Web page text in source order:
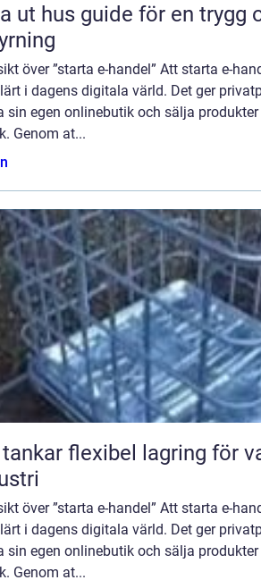
för en trygg och lönsam
över ”starta e-handel” Att starta e-
i dagens digitala värld. Det ger
sin egen onlinebutik och sälja
Genom at...
för vatten, bränsle och
över ”starta e-handel” Att starta e-
i dagens digitala värld. Det ger
sin egen onlinebutik och sälja
Genom at...